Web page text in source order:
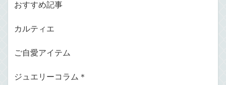
おすすめ記事
カルティエ
ご自愛アイテム
ジュエリーコラム＊